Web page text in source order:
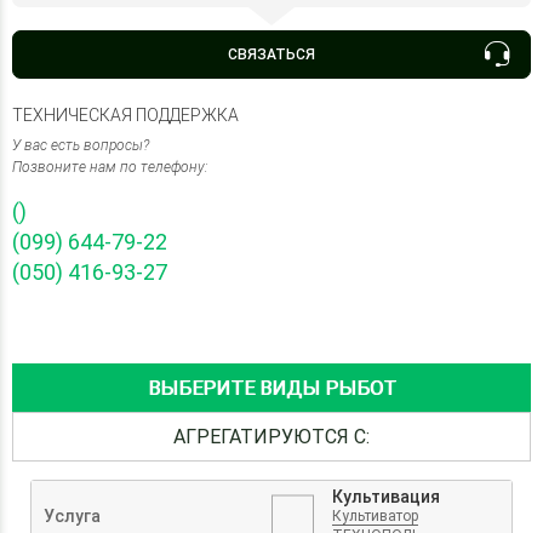
СВЯЗАТЬСЯ
ТЕХНИЧЕСКАЯ ПОДДЕРЖКА
У вас есть вопросы?
Позвоните нам по телефону:
()
(099) 644-79-22
(050) 416-93-27
ВЫБЕРИТЕ ВИДЫ РЫБОТ
АГРЕГАТИРУЮТСЯ С:
Услуга
Культивация
Культиватор